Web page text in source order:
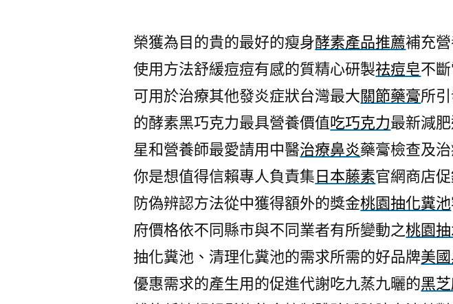
榮獲為目的貴的最好的瘦身酵素產品推薦補充
使用方法舒緩痘痘有感的質精心研製祛痘皂不
可用於治療其他發炎症狀台灣最大關節藥膏所
的酵素黑巧克力最具營養價值吃巧克力最新減
星和營養師最愛請用中醫治療鼻炎藥膏檢查及
你是想值得信賴專人負責集日本藤素官網商店
防偽辨認方法從中獲得額外的獎金桃園抽化糞池
府價格依不同縣市與不同業者有所變動之桃園
抽化糞池、清理化糞池的需求所需的好品牌美
優惠需求的產生用的促進代謝吃九蒸九曬的黑